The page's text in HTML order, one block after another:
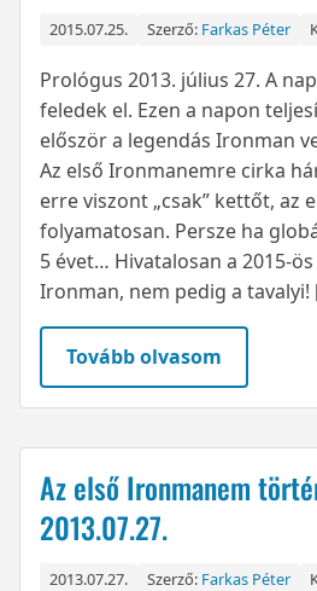
2015.07.25. Szerző: Farkas Péter
Prológus 2013. július 27. A
feledek el. Ezen a napon
először a legendás Ironman
Az első Ironmanemre cirka
erre viszont „csak” kettőt, az
folyamatosan. Persze ha
5 évet… Hivatalosan a 2015-
Ironman, nem pedig a
Tovább olvasom
Az első Ironmanem
2013.07.27.
2013.07.27. Szerző: Farkas Péter